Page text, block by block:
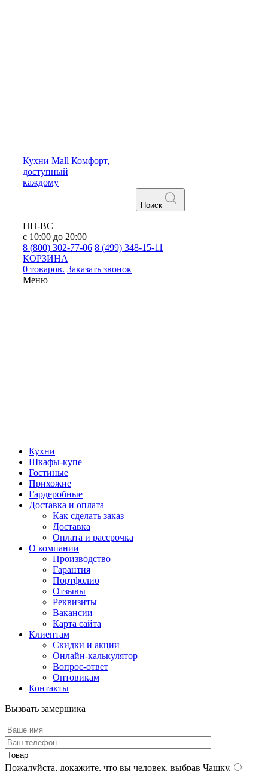
Кухни Mall Комфорт,
доступный
каждому
Поиск
ПН-ВС
с 10:00 до 20:00
8 (800) 302-77-06 8 (499) 348-15-11
КОРЗИНА
0 товаров. Заказать звонок
Меню
Кухни
Шкафы-купе
Гостиные
Прихожие
Гардеробные
Доставка и оплата
Как сделать заказ
Доставка
Оплата и рассрочка
О компании
Производство
Гарантия
Портфолио
Отзывы
Реквизиты
Вакансии
Карта сайта
Клиентам
Скидки и акции
Онлайн-калькулятор
Вопрос-ответ
Оптовикам
Контакты
Вызвать замерщика
Пожалуйста, докажите, что вы человек, выбрав Чашку.